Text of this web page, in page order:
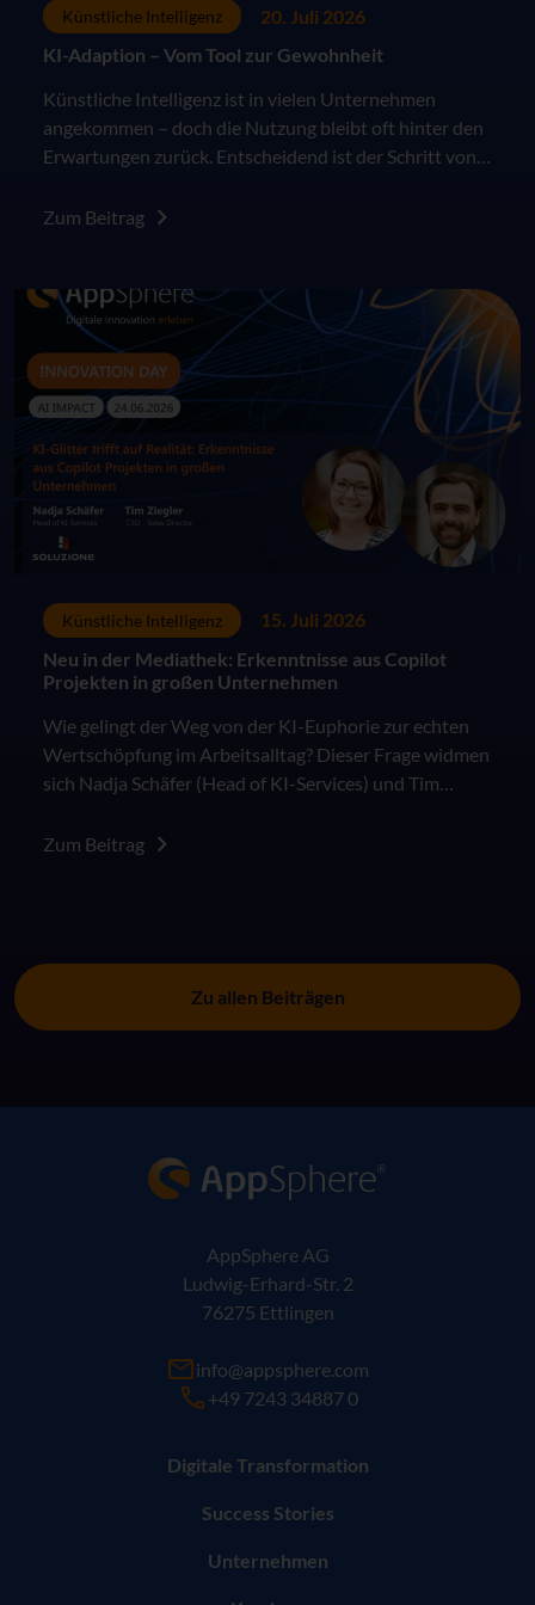
Künstliche Intelligenz
20. Juli 2026
KI-Adaption – Vom Tool zur Gewohnheit
Künstliche Intelligenz ist in vielen Unternehmen
angekommen – doch die Nutzung bleibt oft hinter den
Erwartungen zurück. Entscheidend ist der Schritt von
unserem Partner soluzione zeigen wir, wie aus Wissen
Zum Beitrag
Künstliche Intelligenz
15. Juli 2026
Neu in der Mediathek: Erkenntnisse aus Copilot
Projekten in großen Unternehmen
Wie gelingt der Weg von der KI-Euphorie zur echten
Wertschöpfung im Arbeitsalltag? Dieser Frage widmen
sich Nadja Schäfer (Head of KI-Services) und Tim
dem AppSphere Innovation Day 2026.
Zum Beitrag
Zu allen Beiträgen
AppSphere IT-Lösungsanbieter
AppSphere AG
Ludwig-Erhard-Str. 2
76275 Ettlingen
info@appsphere.com
+49 7243 34887 0
Digitale Transformation
Success Stories
Unternehmen